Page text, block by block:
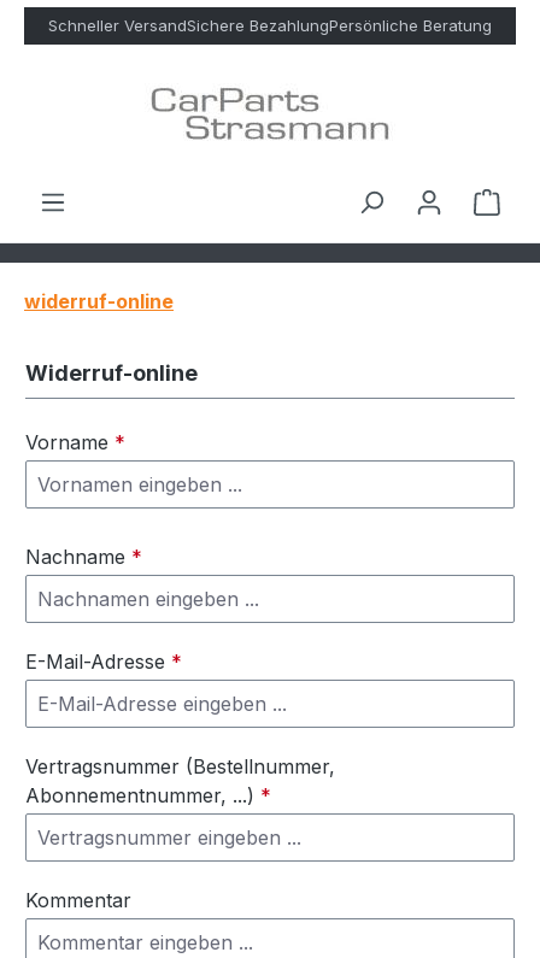
Zum Hauptinhalt springen
Schneller VersandSichere BezahlungPersönliche Beratung
widerruf-online
Widerruf-online
Vorname *
Nachname *
E-Mail-Adresse *
Vertragsnummer (Bestellnummer,
Abonnementnummer, ...) *
Kommentar